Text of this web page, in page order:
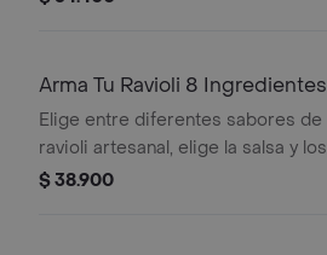
Arma Tu Ravioli 8 Ingredientes
Elige entre diferentes sabores de
ravioli artesanal, elige la salsa y los
ingredientes favoritos. Nuestra
$ 38.900